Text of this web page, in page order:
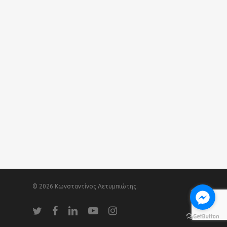
© 2026 Κωνσταντίνος Λετυμπιώτης.
twitter facebooklinkedin youtube instagram